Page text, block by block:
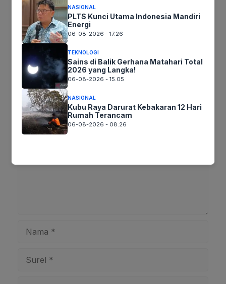
Tags:
Ikuti kami :
Tinggalkan komentar
Komentar
NASIONAL
PLTS Kunci Utama Indonesia Mandiri
Energi
06-08-2026 - 17.26
TEKNOLOGI
Sains di Balik Gerhana Matahari Total
2026 yang Langka!
06-08-2026 - 15.05
NASIONAL
Kubu Raya Darurat Kebakaran 12 Hari
Rumah Terancam
06-08-2026 - 08.26